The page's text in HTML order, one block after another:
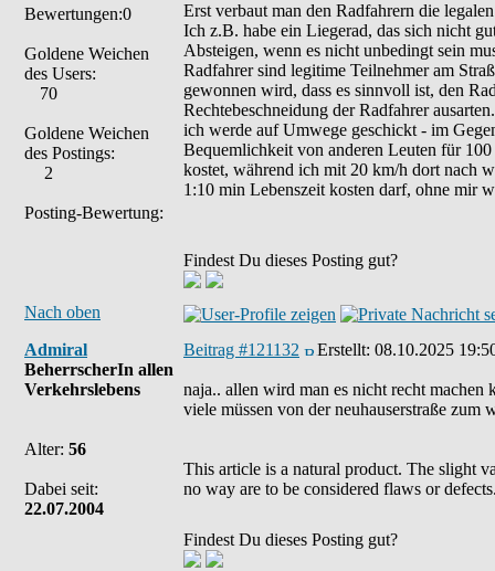
Bewertungen:0
Goldene Weichen
des Users:
70
Goldene Weichen
des Postings:
2
Posting-Bewertung:
Erst verbaut man den Radfahrern die
Ich z.B. habe ein Liegerad, das sich nicht
Absteigen, wenn es nicht unbedingt sein
Radfahrer sind legitime Teilnehmer am
gewonnen wird, dass es sinnvoll ist, den
Rechtebeschneidung der Radfahrer
ich werde auf Umwege geschickt - im
Bequemlichkeit von anderen Leuten für
kostet, während ich mit 20 km/h dort nach
1:10 min Lebenszeit kosten darf, ohne mir
Findest Du dieses Posting gut?
Nach oben
Admiral
BeherrscherIn allen
Verkehrslebens
Alter: 56
Dabei seit:
22.07.2004
Beitrag #121132 Erstellt: 08.10.2025
naja.. allen wird man es nicht recht
viele müssen von der neuhauserstraße zum
This article is a natural product. The slight
no way are to be considered flaws or
Findest Du dieses Posting gut?